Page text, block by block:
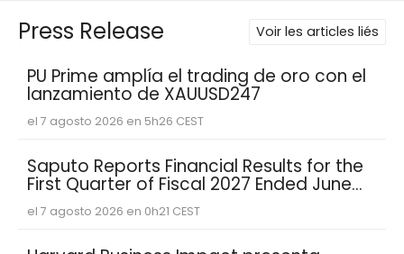
Press Release Voir les articles liés
PU Prime amplía el trading de oro con el
lanzamiento de XAUUSD247
el 7 agosto 2026 en 5h26 CEST
Saputo Reports Financial Results for the
First Quarter of Fiscal 2027 Ended June
30, 2026
el 7 agosto 2026 en 0h21 CEST